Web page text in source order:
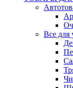
Все для